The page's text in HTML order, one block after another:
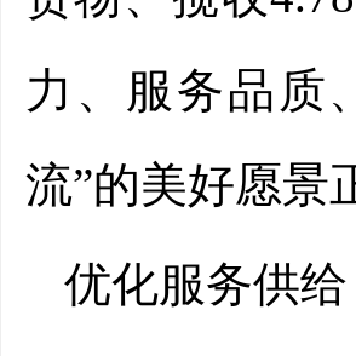
力、服务品质
流”的美好愿景
优化服务供